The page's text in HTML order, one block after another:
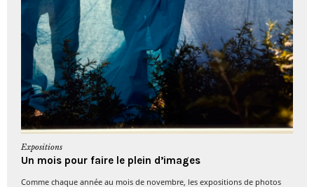
Expositions
Un mois pour faire le plein d’images
Comme chaque année au mois de novembre, les expositions de photos